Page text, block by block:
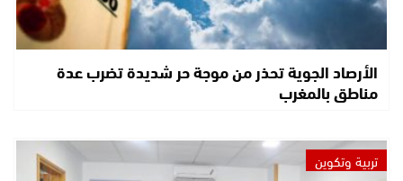
الأرصاد الجوية تحذر من موجة حر شديدة تضرب عدة
مناطق بالمغرب
تربية وتكوين